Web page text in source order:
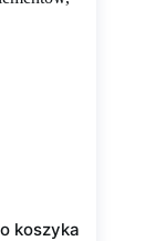
koszyka